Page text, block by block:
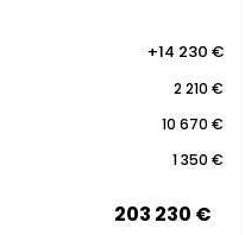
+14 230 €
2 210 €
10 670 €
1 350 €
203 230 €